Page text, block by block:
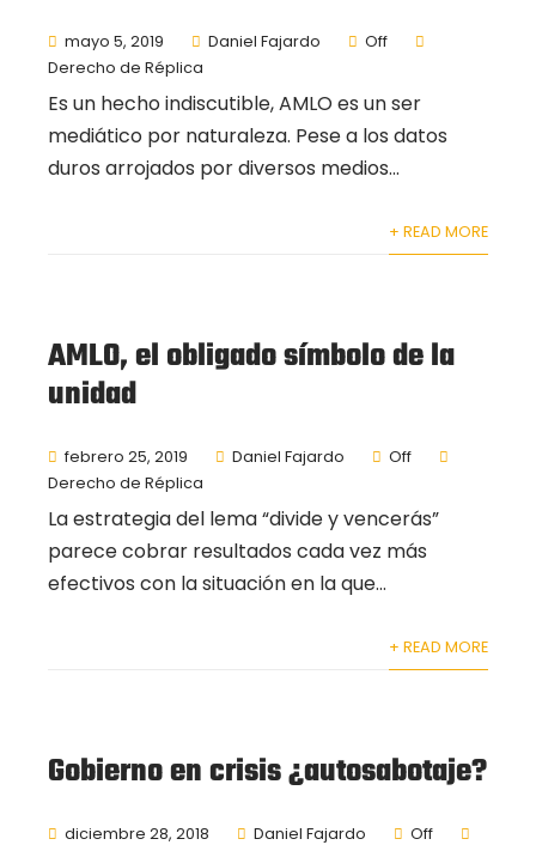
mayo 5, 2019 Daniel Fajardo
Off
Derecho de Réplica
Es un hecho indiscutible, AMLO es un ser
mediático por naturaleza. Pese a los datos
duros arrojados por diversos medios...
+ READ MORE
AMLO, el obligado símbolo de la
unidad
febrero 25, 2019 Daniel Fajardo
Off
Derecho de Réplica
La estrategia del lema “divide y vencerás”
parece cobrar resultados cada vez más
efectivos con la situación en la que...
+ READ MORE
Gobierno en crisis ¿autosabotaje?
diciembre 28, 2018 Daniel Fajardo
Off